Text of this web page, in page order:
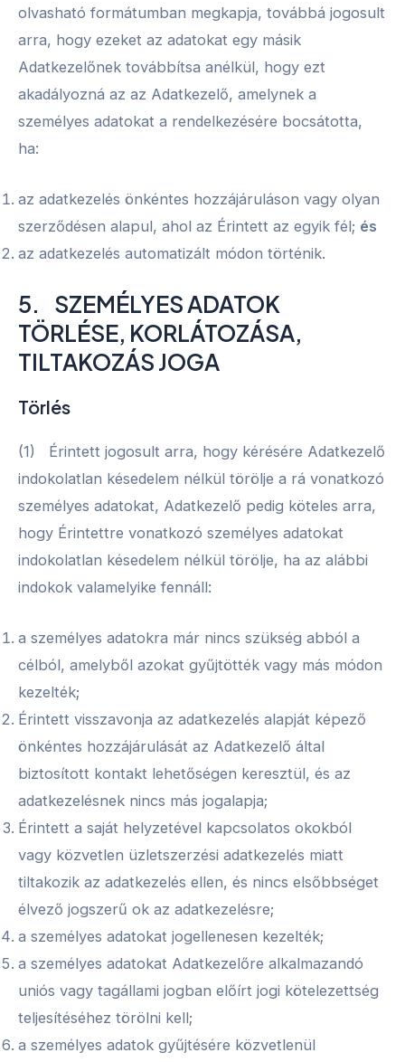
olvasható formátumban megkapja, továbbá jogosult
arra, hogy ezeket az adatokat egy másik
Adatkezelőnek továbbítsa anélkül, hogy ezt
akadályozná az az Adatkezelő, amelynek a
személyes adatokat a rendelkezésére bocsátotta,
ha:
az adatkezelés önkéntes hozzájáruláson vagy olyan
szerződésen alapul, ahol az Érintett az egyik fél; és
az adatkezelés automatizált módon történik.
5. SZEMÉLYES ADATOK
TÖRLÉSE, KORLÁTOZÁSA,
TILTAKOZÁS JOGA
Törlés
(1) Érintett jogosult arra, hogy kérésére Adatkezelő
indokolatlan késedelem nélkül törölje a rá vonatkozó
személyes adatokat, Adatkezelő pedig köteles arra,
hogy Érintettre vonatkozó személyes adatokat
indokolatlan késedelem nélkül törölje, ha az alábbi
indokok valamelyike fennáll:
a személyes adatokra már nincs szükség abból a
célból, amelyből azokat gyűjtötték vagy más módon
kezelték;
Érintett visszavonja az adatkezelés alapját képező
önkéntes hozzájárulását az Adatkezelő által
biztosított kontakt lehetőségen keresztül, és az
adatkezelésnek nincs más jogalapja;
Érintett a saját helyzetével kapcsolatos okokból
vagy közvetlen üzletszerzési adatkezelés miatt
tiltakozik az adatkezelés ellen, és nincs elsőbbséget
élvező jogszerű ok az adatkezelésre;
a személyes adatokat jogellenesen kezelték;
a személyes adatokat Adatkezelőre alkalmazandó
uniós vagy tagállami jogban előírt jogi kötelezettség
teljesítéséhez törölni kell;
a személyes adatok gyűjtésére közvetlenül